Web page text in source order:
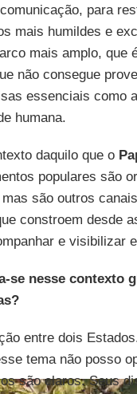
para
mais humildes e
mais amplo, que
não consegue
essenciais como
humana.
daquilo que o
populares são
são outros
constroem desde
e visibilizar
se nesse contexto
entre dois
tema não posso
são claros. Seus